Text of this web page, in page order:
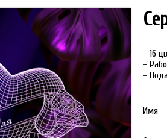
- 16
-
-
Имя